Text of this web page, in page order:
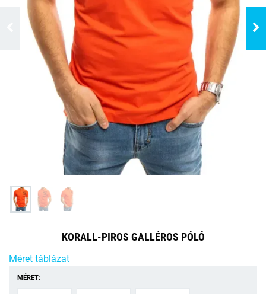
KORALL-PIROS GALLÉROS PÓLÓ
Méret táblázat
MÉRET: